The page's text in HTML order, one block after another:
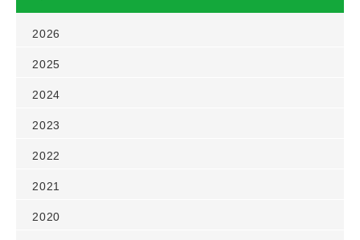
2026
2025
2024
2023
2022
2021
2020